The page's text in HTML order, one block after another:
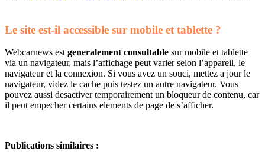
Le site est-il accessible sur mobile et tablette ?
Webcarnews estgeneralement consultable sur mobile et tablette
via un navigateur, mais l’affichage peut varier selon l’appareil, le
navigateur et la connexion. Si vous avez un souci, mettez a jour le
navigateur, videz le cache puis testez un autre navigateur. Vous
pouvez aussi desactiver temporairement un bloqueur de contenu, car
il peut empecher certains elements de page de s’afficher.
Publications similaires :